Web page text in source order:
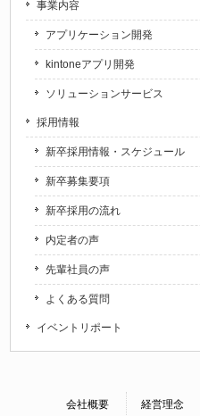
事業内容
アプリケーション開発
kintoneアプリ開発
ソリューションサービス
採用情報
新卒採用情報・スケジュール
新卒募集要項
新卒採用の流れ
内定者の声
先輩社員の声
よくある質問
イベントリポート
会社概要 経営理念